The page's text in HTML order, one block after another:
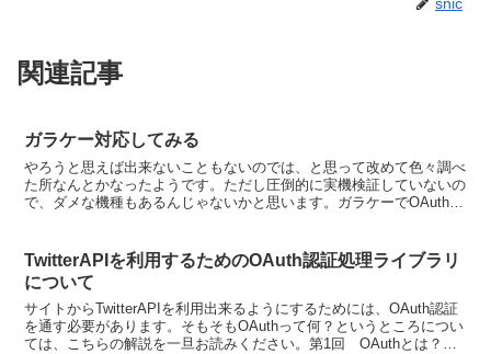
snic
関連記事
ガラケー対応してみる
やろうと思えば出来ないこともないのでは、と思って改めて色々調べ
た所なんとかなったようです。ただし圧倒的に実機検証していないの
で、ダメな機種もあるんじゃないかと思います。ガラケーでOAuthす
TwitterAPIを利用するためのOAuth認証処理ライブラリ
について
サイトからTwitterAPIを利用出来るようにするためには、OAuth認証
を通す必要があります。そもそもOAuthって何？というところについ
ては、こちらの解説を一旦お読みください。第1回 OAuthとは？